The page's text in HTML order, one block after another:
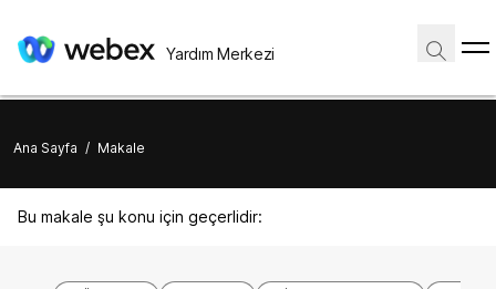
Yardım Merkezi
Ana Sayfa / Makale
Bu makale şu konu için geçerlidir: